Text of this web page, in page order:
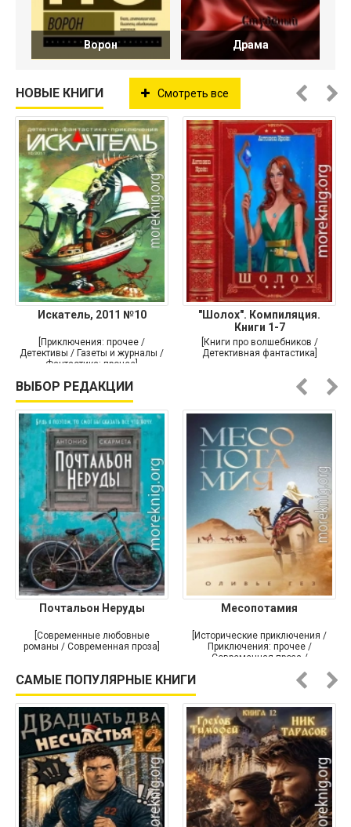
Ворон Драма
НОВЫЕ КНИГИ Смотреть все
Искатель, 2011 №10
[Приключения: прочее /
Детективы / Газеты и журналы /
Фантастика: прочее]
"Шолох". Компиляция.
Книги 1-7
[Книги про волшебников /
Детективная фантастика]
ВЫБОР РЕДАКЦИИ
Почтальон Неруды
[Современные любовные
романы / Современная проза]
Месопотамия
[Исторические приключения /
Приключения: прочее /
Современная проза /
САМЫЕ ПОПУЛЯРНЫЕ КНИГИ